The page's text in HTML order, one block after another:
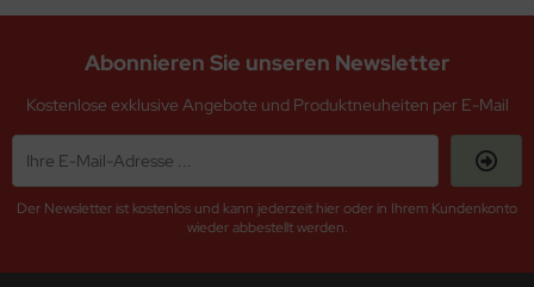
Abonnieren Sie unseren Newsletter
Kostenlose exklusive Angebote und Produktneuheiten per E-Mail
Der Newsletter ist kostenlos und kann jederzeit hier oder in Ihrem Kundenkonto
wieder abbestellt werden.